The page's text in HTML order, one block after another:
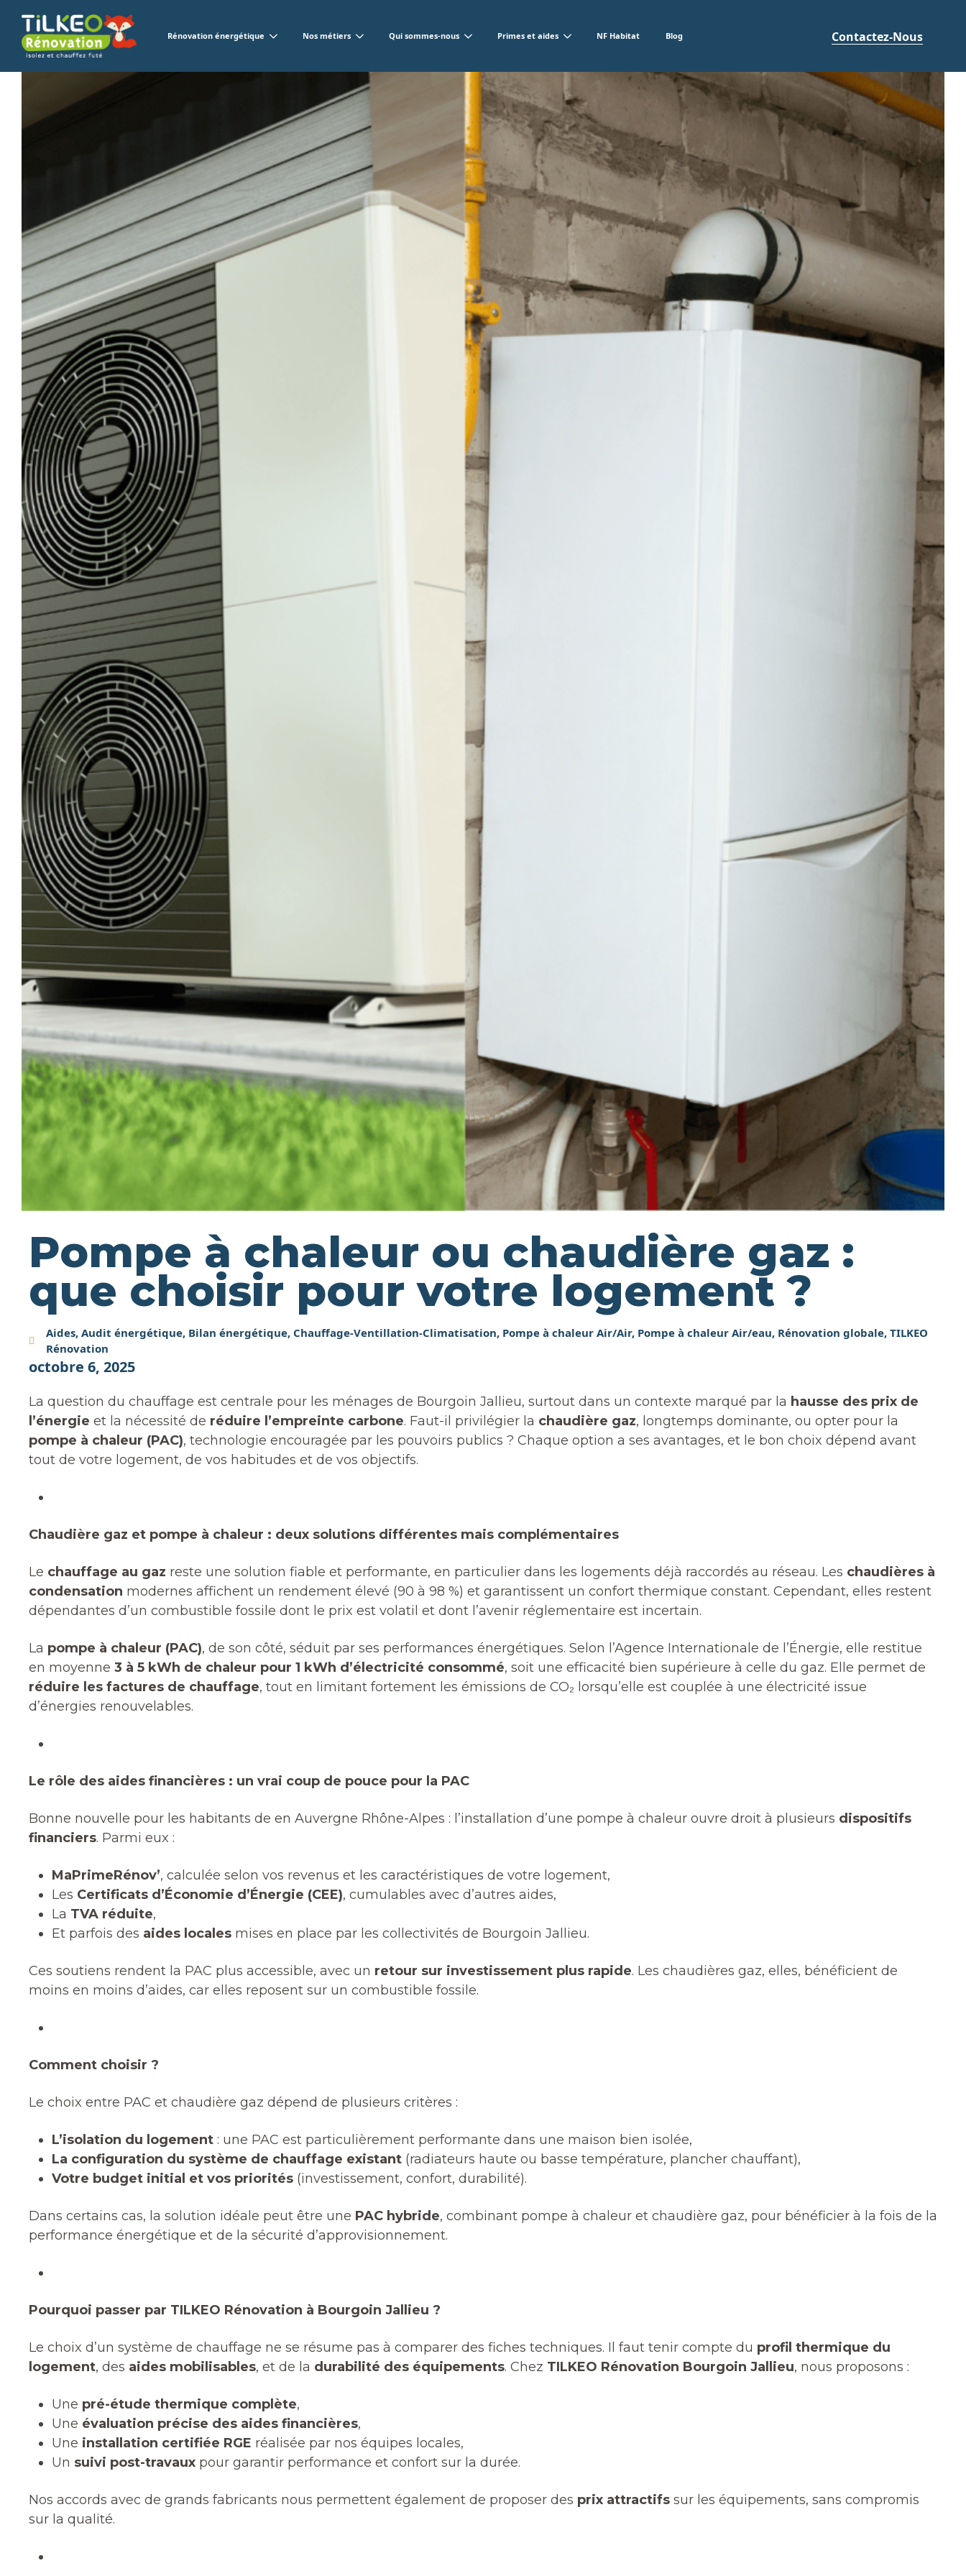
Rénovation énergétique Nos métiers Qui sommes-nous Primes et aides NF Habitat Blog Contactez-Nous
Pompe à chaleur ou chaudière gaz :
que choisir pour votre logement ?
Aides, Audit énergétique, Bilan énergétique, Chauffage-Ventillation-Climatisation, Pompe à chaleur Air/Air, Pompe à chaleur Air/eau, Rénovation globale, TILKEO
Rénovation
octobre 6, 2025
La question du chauffage est centrale pour les ménages de Bourgoin Jallieu, surtout dans un contexte marqué par la hausse des prix de
l’énergie et la nécessité de réduire l’empreinte carbone. Faut-il privilégier la chaudière gaz, longtemps dominante, ou opter pour la
pompe à chaleur (PAC), technologie encouragée par les pouvoirs publics ? Chaque option a ses avantages, et le bon choix dépend avant
tout de votre logement, de vos habitudes et de vos objectifs.
Chaudière gaz et pompe à chaleur : deux solutions différentes mais complémentaires
Le chauffage au gaz reste une solution fiable et performante, en particulier dans les logements déjà raccordés au réseau. Les chaudières à
condensation modernes affichent un rendement élevé (90 à 98 %) et garantissent un confort thermique constant. Cependant, elles restent
dépendantes d’un combustible fossile dont le prix est volatil et dont l’avenir réglementaire est incertain.
La pompe à chaleur (PAC), de son côté, séduit par ses performances énergétiques. Selon l’Agence Internationale de l’Énergie, elle restitue
en moyenne 3 à 5 kWh de chaleur pour 1 kWh d’électricité consommé, soit une efficacité bien supérieure à celle du gaz. Elle permet de
réduire les factures de chauffage, tout en limitant fortement les émissions de CO₂ lorsqu’elle est couplée à une électricité issue
d’énergies renouvelables.
Le rôle des aides financières : un vrai coup de pouce pour la PAC
Bonne nouvelle pour les habitants de en Auvergne Rhône-Alpes : l’installation d’une pompe à chaleur ouvre droit à plusieurs dispositifs
financiers. Parmi eux :
MaPrimeRénov’, calculée selon vos revenus et les caractéristiques de votre logement,
Les Certificats d’Économie d’Énergie (CEE), cumulables avec d’autres aides,
La TVA réduite,
Et parfois des aides locales mises en place par les collectivités de Bourgoin Jallieu.
Ces soutiens rendent la PAC plus accessible, avec un retour sur investissement plus rapide. Les chaudières gaz, elles, bénéficient de
moins en moins d’aides, car elles reposent sur un combustible fossile.
Comment choisir ?
Le choix entre PAC et chaudière gaz dépend de plusieurs critères :
L’isolation du logement : une PAC est particulièrement performante dans une maison bien isolée,
La configuration du système de chauffage existant (radiateurs haute ou basse température, plancher chauffant),
Votre budget initial et vos priorités (investissement, confort, durabilité).
Dans certains cas, la solution idéale peut être une PAC hybride, combinant pompe à chaleur et chaudière gaz, pour bénéficier à la fois de la
performance énergétique et de la sécurité d’approvisionnement.
Pourquoi passer par TILKEO Rénovation à Bourgoin Jallieu ?
Le choix d’un système de chauffage ne se résume pas à comparer des fiches techniques. Il faut tenir compte du profil thermique du
logement, des aides mobilisables, et de la durabilité des équipements. Chez TILKEO Rénovation Bourgoin Jallieu, nous proposons :
Une pré-étude thermique complète,
Une évaluation précise des aides financières,
Une installation certifiée RGE réalisée par nos équipes locales,
Un suivi post-travaux pour garantir performance et confort sur la durée.
Nos accords avec de grands fabricants nous permettent également de proposer des prix attractifs sur les équipements, sans compromis
sur la qualité.